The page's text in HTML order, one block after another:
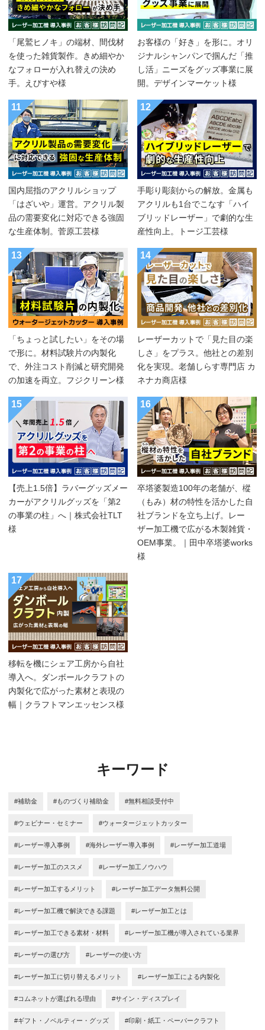
「尾鷲ヒノキ」の端材、間伐材
を使った雑貨製作。きめ細やか
なフォローが入れ替えの決め
手。えびすや様
お客様の「好き」を形に。オリ
ジナルシャンパンで掴んだ「推
し活」ニーズをグッズ事業に展
開。デザインマーケット様
11
国内屈指のアクリルショップ
「はざいや」運営。アクリル製
品の需要変化に対応できる強固
な生産体制。菅原工芸様
12
手彫り彫刻からの解放。金属も
アクリルも1台でこなす「ハイ
ブリッドレーザー」で劇的な生
産性向上。トージ工芸様
13
「ちょっと試したい」をその場
で形に。材料試験片の内製化
で、外注コスト削減と研究開発
の加速を両立。フジクリーン様
14
レーザーカットで「見た目の楽
しさ」をプラス。他社との差別
化を実現。老舗しらす専門店 カ
ネナカ商店様
15
【売上1.5倍】ラバーグッズメー
カーがアクリルグッズを「第2
の事業の柱」へ｜株式会社TLT
様
16
卒塔婆製造100年の老舗が、樅
（もみ）材の特性を活かした自
社ブランドを立ち上げ。レー
ザー加工機で広がる木製雑貨・
OEM事業。｜田中卒塔婆works
様
17
移転を機にシェア工房から自社
導入へ。ダンボールクラフトの
内製化で広がった素材と表現の
幅｜クラフトマンエッセンス様
キーワード
#補助金 #ものづくり補助金 #無料相談受付中
#ウェビナー・セミナー #ウォータージェットカッター
#レーザー導入事例 #海外レーザー導入事例 #レーザー加工道場
#レーザー加工のススメ #レーザー加工ノウハウ
#レーザー加工するメリット #レーザー加工データ無料公開
#レーザー加工機で解決できる課題 #レーザー加工とは
#レーザー加工できる素材・材料 #レーザー加工機が導入されている業界
#レーザーの選び方 #レーザーの使い方
#レーザー加工に切り替えるメリット #レーザー加工による内製化
#コムネットが選ばれる理由 #サイン・ディスプレイ
#ギフト・ノベルティー・グッズ #印刷・紙工・ペーパークラフト